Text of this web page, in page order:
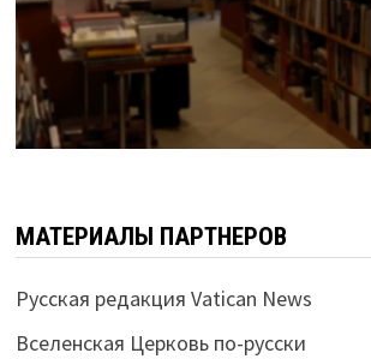
МАТЕРИАЛЫ ПАРТНЕРОВ
Русская редакция Vatican News
Вселенская Церковь по-русски